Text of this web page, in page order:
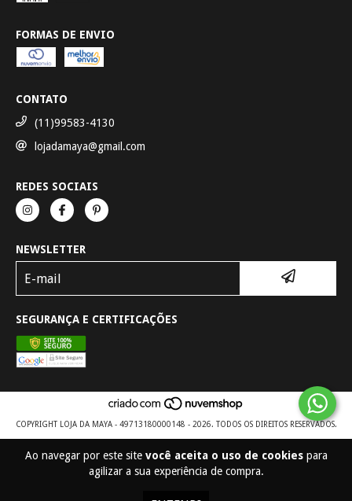
Ao navegar por este site você aceita o uso de cookiespara
agilizar a sua experiência de compra.
FORMAS DE ENVIO
CONTATO
(11)99583-4130
lojadamaya@gmail.com
REDES SOCIAIS
NEWSLETTER
SEGURANÇA E CERTIFICAÇÕES
COPYRIGHT LOJA DA MAYA - 49713180000148 - 2026. TODOS OS DIREITOS RESERVADOS.